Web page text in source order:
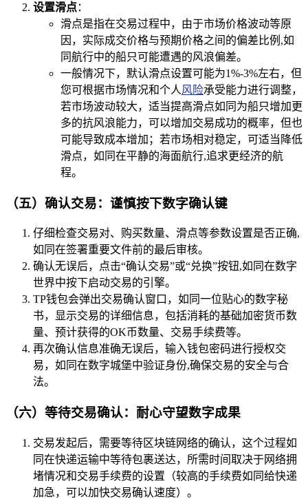
设置滑点：
滑点是指在交易过程中，由于市场价格波动等原
因，实际成交价格与预期价格之间的偏差比例,如
同航行中的船只可能遭遇的风浪偏差。
一般情况下，默认滑点设置可能为1%-3%左右，但
您可根据市场情况和个人风险承受能力进行调整，
若市场波动较大，适当提高滑点如同为船只增加更
多的抗风浪能力，可以增加交易成功的概率，但也
可能导致成本增加；若市场相对稳定，可适当降低
滑点，如同在平静的海面航行,追求更经济的航
程。
（五）确认交易：谨慎按下数字确认键
仔细检查交易对、购买数量、滑点等参数设置是否正确,
如同在签署重要文件前的最后审核。
确认无误后，点击“确认交易”或“兑换”按钮,如同在数字
世界中按下启动交易的引擎。
TP钱包会弹出交易确认窗口，如同一位贴心的数字秘
书，显示交易的详细信息，包括消耗的基础加密货币数
量、预计获得的OK币数量、交易手续费等。
再次确认信息准确无误后，输入钱包密码进行授权交
易，如同在数字城堡中验证身份,确保交易的安全与合
法。
（六）等待交易确认：耐心守望数字成果
交易发起后，需要等待区块链网络的确认，这个过程如
同在快递运输中等待包裹送达，所需时间取决于网络拥
堵情况和交易手续费的设置（较高的手续费如同给快递
加急，可以加快交易确认速度）。